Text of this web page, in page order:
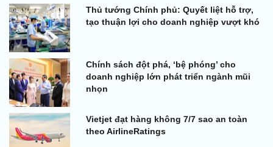
Thủ tướng Chính phủ: Quyết liệt hỗ trợ,
tạo thuận lợi cho doanh nghiệp vượt khó
Chính sách đột phá, ‘bệ phóng’ cho
doanh nghiệp lớn phát triển ngành mũi
nhọn
Vietjet đạt hàng không 7/7 sao an toàn
theo AirlineRatings